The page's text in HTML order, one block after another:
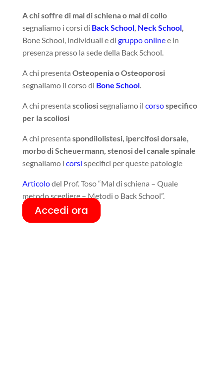
A chi soffre di mal di schiena o mal di collo
segnaliamo i corsi di Back School, Neck School,
Bone School, individuali e di gruppo onlinee in
presenza presso la sede della Back School.
A chi presenta Osteopenia o Osteoporosi
segnaliamo il corso di Bone School.
A chi presenta scoliosisegnaliamo il corsospecifico
per la scoliosi
A chi presenta spondilolistesi, ipercifosi dorsale,
morbo di Scheuermann, stenosi del canale spinale
segnaliamo i corsi specifici per queste patologie
Articolodel Prof. Toso “Mal di schiena – Quale
metodo scegliere – Metodi o Back School”.
Accedi ora